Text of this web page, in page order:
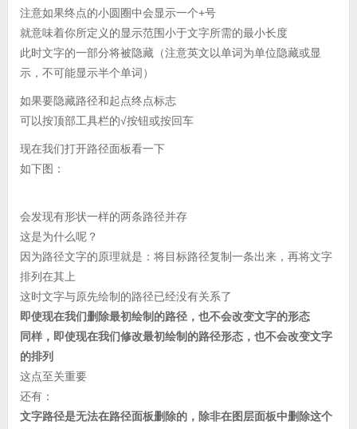
注意如果终点的小圆圈中会显示一个+号
就意味着你所定义的显示范围小于文字所需的最小长度
此时文字的一部分将被隐藏（注意英文以单词为单位隐藏或显
示，不可能显示半个单词）
如果要隐藏路径和起点终点标志
可以按顶部工具栏的√按钮或按回车
现在我们打开路径面板看一下
如下图：
会发现有形状一样的两条路径并存
这是为什么呢？
因为路径文字的原理就是：将目标路径复制一条出来，再将文字
排列在其上
这时文字与原先绘制的路径已经没有关系了
即使现在我们删除最初绘制的路径，也不会改变文字的形态
同样，即使现在我们修改最初绘制的路径形态，也不会改变文字
的排列
这点至关重要
还有：
文字路径是无法在路径面板删除的，除非在图层面板中删除这个